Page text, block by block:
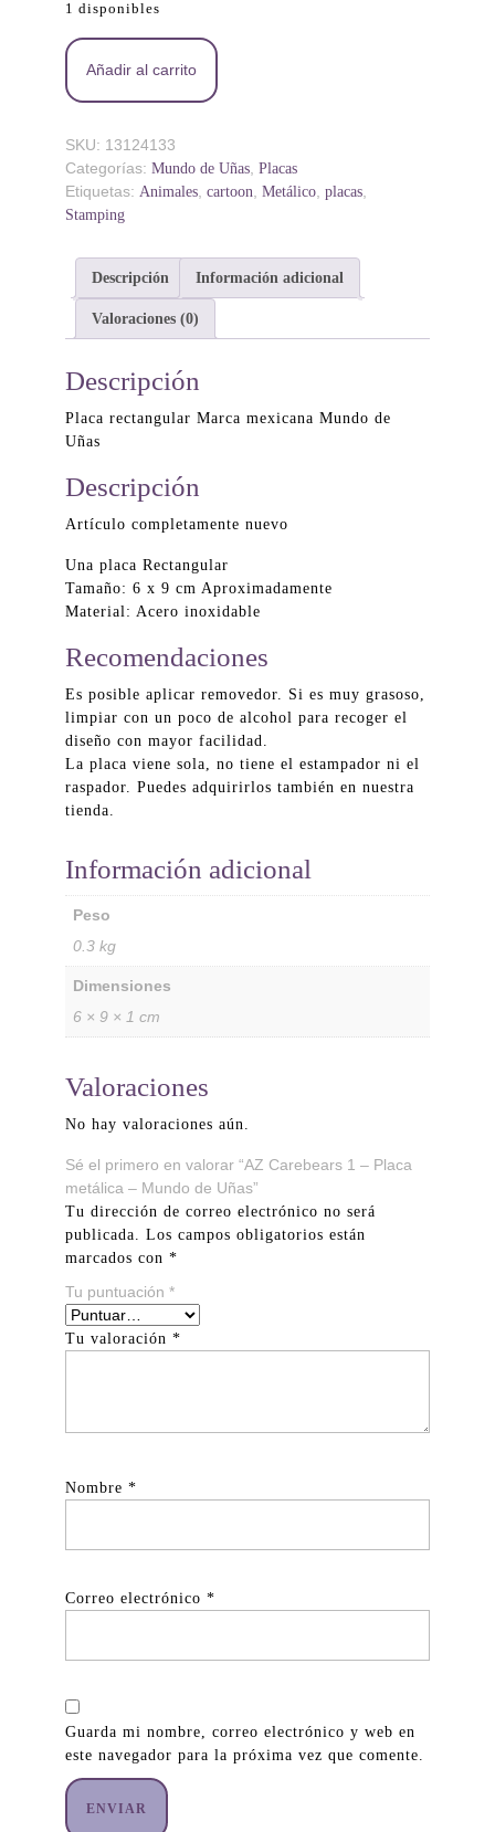
1 disponibles
AZ Carebears 1 - Placa metálica - Mundo de Uñas
cantidad
Añadir al carrito
SKU: 13124133
Categorías: Mundo de Uñas, Placas
Etiquetas: Animales, cartoon, Metálico, placas,
Stamping
Descripción Información adicional
Valoraciones (0)
Descripción
Placa rectangular Marca mexicana Mundo de
Uñas
Descripción
Artículo completamente nuevo
Una placa Rectangular
Tamaño: 6 x 9 cm Aproximadamente
Material: Acero inoxidable
Recomendaciones
Es posible aplicar removedor. Si es muy grasoso,
limpiar con un poco de alcohol para recoger el
diseño con mayor facilidad.
La placa viene sola, no tiene el estampador ni el
raspador. Puedes adquirirlos también en nuestra
tienda.
Información adicional
Peso
0.3 kg
Dimensiones
6 × 9 × 1 cm
Valoraciones
No hay valoraciones aún.
Sé el primero en valorar “AZ Carebears 1 – Placa
metálica – Mundo de Uñas”
Tu dirección de correo electrónico no será
publicada. Los campos obligatorios están
marcados con *
Tu puntuación *
Tu valoración *
Nombre *
Correo electrónico *
Guarda mi nombre, correo electrónico y web en
este navegador para la próxima vez que comente.